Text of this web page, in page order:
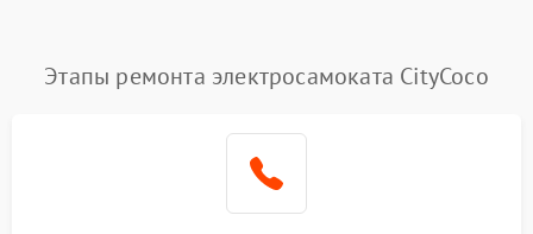
Этапы ремонта электросамоката CityCoco